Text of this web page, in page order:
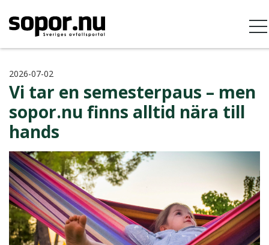
2026-07-02
Vi tar en semesterpaus – men
sopor.nu finns alltid nära till
hands